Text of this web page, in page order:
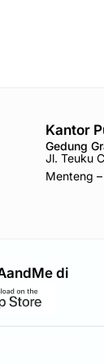
Kantor
Gedung
Jl. Teuku
Menteng
di